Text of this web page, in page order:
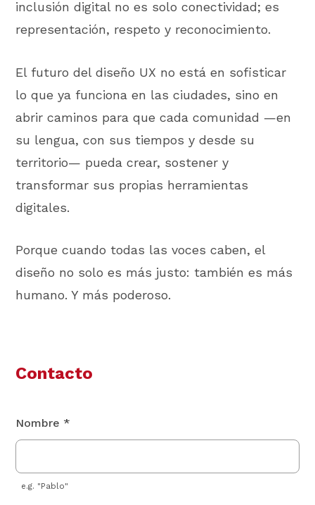
inclusión digital no es solo conectividad; es
representación, respeto y reconocimiento.
El futuro del diseño UX no está en sofisticar
lo que ya funciona en las ciudades, sino en
abrir caminos para que cada comunidad —en
su lengua, con sus tiempos y desde su
territorio— pueda crear, sostener y
transformar sus propias herramientas
digitales.
Porque cuando todas las voces caben, el
diseño no solo es más justo: también es más
humano. Y más poderoso.
Contacto
Nombre *
e.g. "Pablo"